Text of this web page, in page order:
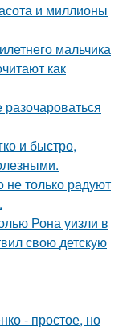
и миллионы
мальчика
как
и быстро,
только радуют
Рона уизли в
свою детскую
- простое, но